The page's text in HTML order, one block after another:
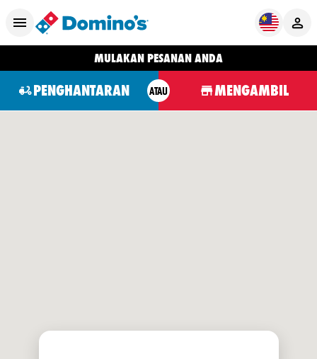
MULAKAN PESANAN ANDA
PENGHANTARAN ATAU MENGAMBIL